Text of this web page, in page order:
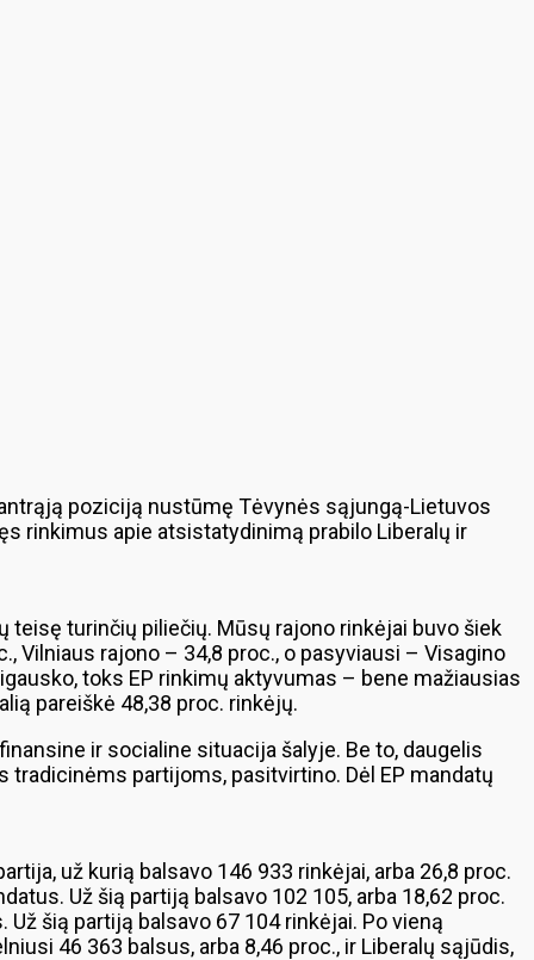
poziciją nustūmę Tėvynės sąjungą-Lietuvos
rinkimus apie atsistatydinimą prabilo Liberalų ir
teisę turinčių piliečių. Mūsų rajono rinkėjai buvo šiek
Vilniaus rajono – 34,8 proc., o pasyviausi – Visagino
toks EP rinkimų aktyvumas – bene mažiausias
pareiškė 48,38 proc. rinkėjų.
ir socialine situacija šalyje. Be to, daugelis
tradicinėms partijoms, pasitvirtino. Dėl EP mandatų
už kurią balsavo 146 933 rinkėjai, arba 26,8 proc.
Už šią partiją balsavo 102 105, arba 18,62 proc.
šią partiją balsavo 67 104 rinkėjai. Po vieną
46 363 balsus, arba 8,46 proc., ir Liberalų sąjūdis,